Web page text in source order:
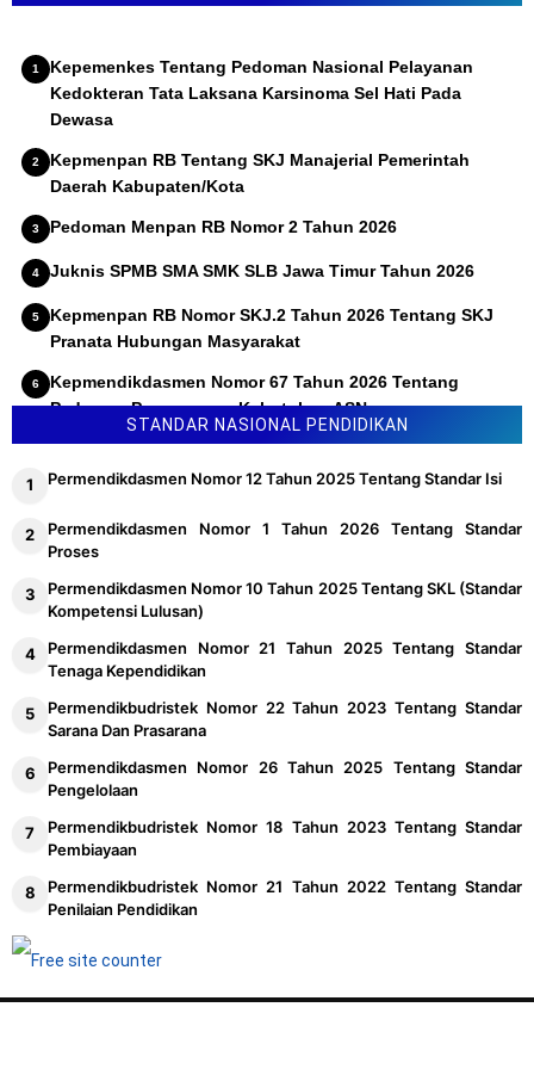
KEPMENKES TENTANG STANDAR PROFESI
Kepemenkes Tentang Pedoman Nasional Pelayanan
Kedokteran Tata Laksana Karsinoma Sel Hati Pada
Dewasa
Kepmenpan RB Tentang SKJ Manajerial Pemerintah
Daerah Kabupaten/Kota
Pedoman Menpan RB Nomor 2 Tahun 2026
Juknis SPMB SMA SMK SLB Jawa Timur Tahun 2026
Kepmenpan RB Nomor SKJ.2 Tahun 2026 Tentang SKJ
Pranata Hubungan Masyarakat
Kepmendikdasmen Nomor 67 Tahun 2026 Tentang
Pedoman Penyusunan Kebutuhan ASN
STANDAR NASIONAL PENDIDIKAN
Permendikdasmen Nomor 12 Tahun 2025 Tentang Standar Isi
Permendikdasmen Nomor 1 Tahun 2026 Tentang Standar
Proses
Permendikdasmen Nomor 10 Tahun 2025 Tentang SKL (Standar
Kompetensi Lulusan)
Permendikdasmen Nomor 21 Tahun 2025 Tentang Standar
Tenaga Kependidikan
Permendikbudristek Nomor 22 Tahun 2023 Tentang Standar
Sarana Dan Prasarana
Permendikdasmen Nomor 26 Tahun 2025 Tentang Standar
Pengelolaan
Permendikbudristek Nomor 18 Tahun 2023 Tentang Standar
Pembiayaan
Permendikbudristek Nomor 21 Tahun 2022 Tentang Standar
Penilaian Pendidikan